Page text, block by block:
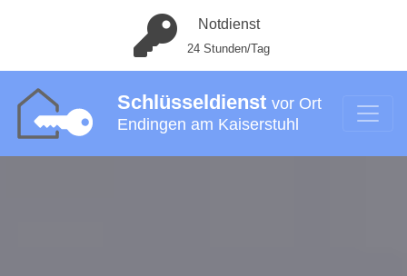
Notdienst
24 Stunden/Tag
Schlüsseldienst vor Ort
Endingen am Kaiserstuhl